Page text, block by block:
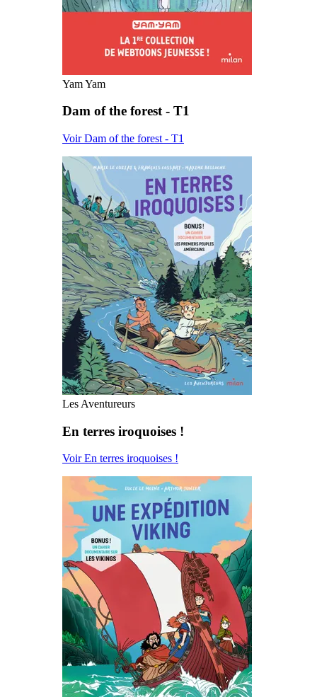
Yam Yam
Dam of the forest - T1
Voir Dam of the forest - T1
Les Aventureurs
En terres iroquoises !
Voir En terres iroquoises !